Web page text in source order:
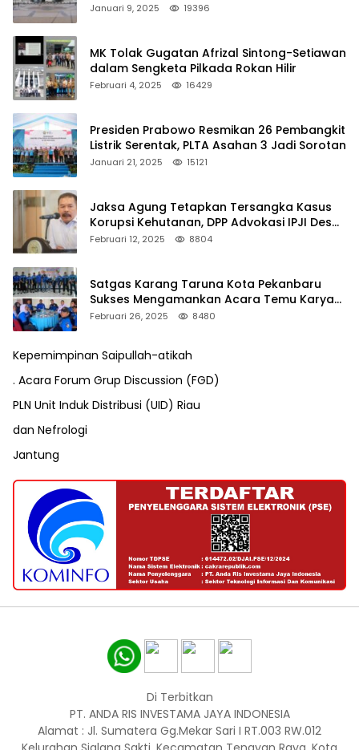
Januari 9, 2025 19396
MK Tolak Gugatan Afrizal Sintong-Setiawan
dalam Sengketa Pilkada Rokan Hilir
Februari 4, 2025 16429
Presiden Prabowo Resmikan 26 Pembangkit
Listrik Serentak, PLTA Asahan 3 Jadi Sorotan
Januari 21, 2025 15121
Jaksa Agung Tetapkan Tersangka Kasus
Korupsi Kehutanan, DPP Advokasi IPJI Desak
Pengusutan Pajak RAPP
Februari 12, 2025 8804
Satgas Karang Taruna Kota Pekanbaru
Sukses Mengamankan Acara Temu Karya
VII Karang Taruna Pekanbaru
Februari 26, 2025 8480
Kepemimpinan Saipullah-atikah
. Acara Forum Grup Discussion (FGD)
PLN Unit Induk Distribusi (UID) Riau
dan Nefrologi
Jantung
Di Terbitkan
PT. ANDA RIS INVESTAMA JAYA INDONESIA
Alamat : Jl. Sumatera Gg.Mekar Sari I RT.003 RW.012